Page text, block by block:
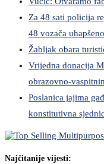
Za 48 sati policija
48 vozača uhapšeno
Žabljak obara
Vrijedna donacija
obrazovno-
Poslanica jajima
konstitutivna
Najčitanije vijesti: